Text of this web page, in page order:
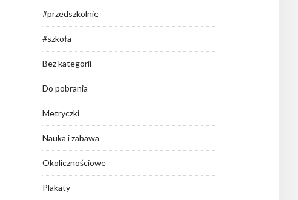
#przedszkolnie
#szkoła
Bez kategorii
Do pobrania
Metryczki
Nauka i zabawa
Okolicznościowe
Plakaty